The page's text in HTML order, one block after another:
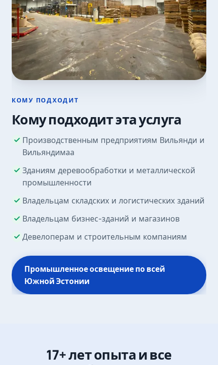
КОМУ ПОДХОДИТ
Кому подходит эта услуга
Производственным предприятиям Вильянди и
Вильяндимаа
Зданиям деревообработки и металлической
промышленности
Владельцам складских и логистических зданий
Владельцам бизнес-зданий и магазинов
Девелоперам и строительным компаниям
Промышленное освещение по всей
Южной Эстонии
17+ лет опыта и все